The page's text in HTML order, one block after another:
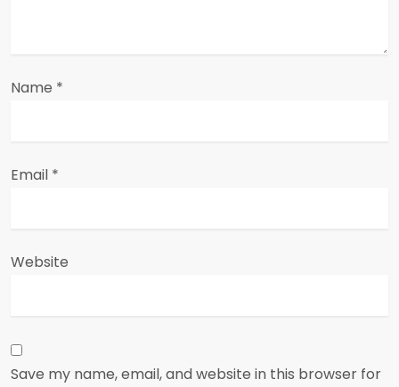
Name *
Email *
Website
Save my name, email, and website in this browser for